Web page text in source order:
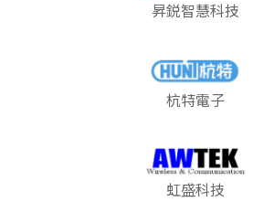
昇鋭智慧科技
杭特電子
虹盛科技